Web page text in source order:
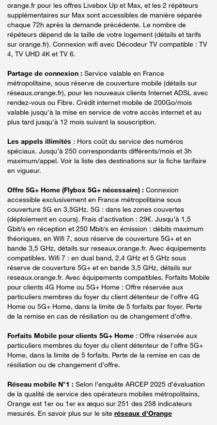
orange.fr pour les offres Livebox Up et Max, et les 2 répéteurs
supplémentaires sur Max sont accessibles de manière séparée
chaque 72h après la demande précédente. Le nombre de
répéteurs dépend de la taille de votre logement (détails et tarifs
sur orange.fr). Connexion wifi avec Décodeur TV compatible : TV
4, TV UHD 4K et TV 6.
Partage de connexion : Service valable en France
métropolitaine, sous réserve de couverture mobile (détails sur
réseaux.orange.fr), pour les nouveaux clients Internet ADSL avec
rendez-vous ou Fibre. Crédit internet mobile de 200Go/mois
valable jusqu'à la mise en service de votre accès internet et au
plus tard jusqu'à 12 mois suivant la souscription.
Les appels illimités : Hors coût du service des numéros
spéciaux. Jusqu’à 250 correspondants différents/mois et 3h
maximum/appel. Voir la liste des destinations sur la fiche tarifaire
en vigueur.
Offre 5G+ Home (Flybox 5G+ nécessaire) : Connexion
accessible exclusivement en France métropolitaine sous
couverture 5G en 3,5GHz. 5G : dans les zones couvertes
(déploiement en cours). Frais d’activation : 29€. Jusqu’à 1,5
Gbit/s en réception et 250 Mbit/s en émission : débits maximum
théoriques, en Wifi 7, sous réserve de couverture 5G+ et en
bande 3,5 GHz, détails sur reseaux.orange.fr. Avec équipements
compatibles. Wifi 7 : en dual band, 2,4 GHz et 5 GHz sous
réserve de couverture 5G+ et en bande 3,5 GHz, détails sur
reseaux.orange.fr. Avec équipements compatibles. Forfaits Mobile
pour clients 4G Home ou 5G+ Home : Offre réservée aux
particuliers membres du foyer du client détenteur de l'offre 4G
Home ou 5G+ Home, dans la limite de 5 forfaits par foyer. Perte
de la remise en cas de résiliation ou de changement d’offre.
Forfaits Mobile pour clients 5G+ Home : Offre réservée aux
particuliers membres du foyer du client détenteur de l'offre 5G+
Home, dans la limite de 5 forfaits. Perte de la remise en cas de
résiliation ou de changement d’offre.
Réseau mobile N°1 : Selon l’enquête ARCEP 2025 d’évaluation
de la qualité de service des opérateurs mobiles métropolitains,
Orange est 1er ou 1er ex æquo sur 251 des 258 indicateurs
mesurés. En savoir plus sur le site réseaux d'Orange